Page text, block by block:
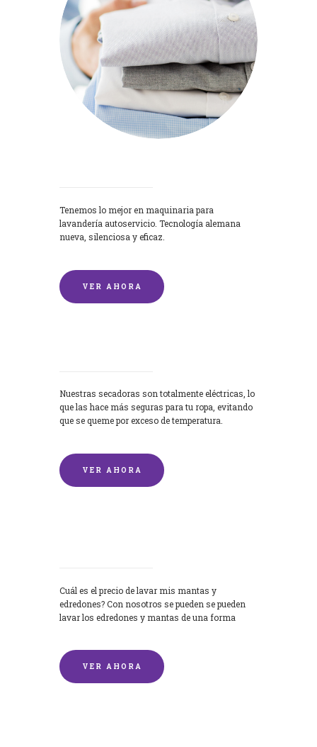
Tenemos lo mejor en maquinaria para
lavandería autoservicio. Tecnología alemana
nueva, silenciosa y eficaz.
VER AHORA
Nuestras secadoras son totalmente eléctricas, lo
que las hace más seguras para tu ropa, evitando
que se queme por exceso de temperatura.
VER AHORA
Cuál es el precio de lavar mis mantas y
edredones? Con nosotros se pueden se pueden
lavar los edredones y mantas de una forma
VER AHORA